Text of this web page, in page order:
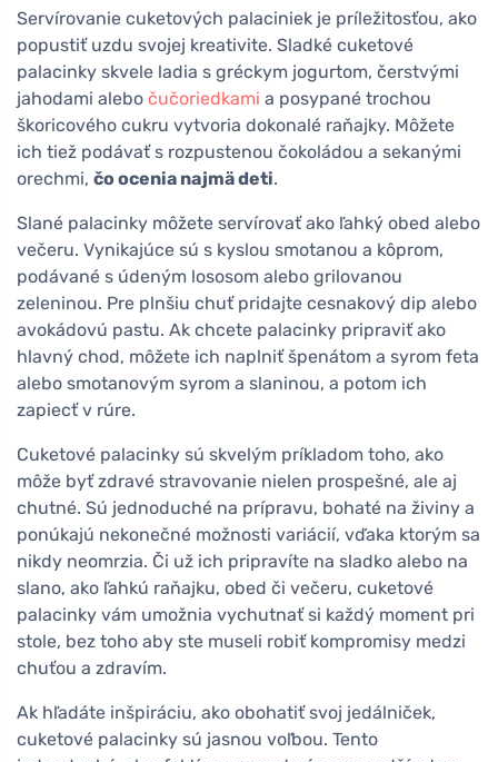
Servírovanie cuketových palaciniek je príležitosťou, ako
popustiť uzdu svojej kreativite. Sladké cuketové
palacinky skvele ladia s gréckym jogurtom, čerstvými
jahodami alebo čučoriedkami a posypané trochou
škoricového cukru vytvoria dokonalé raňajky. Môžete
ich tiež podávať s rozpustenou čokoládou a sekanými
orechmi, čo ocenia najmä deti.
Slané palacinky môžete servírovať ako ľahký obed alebo
večeru. Vynikajúce sú s kyslou smotanou a kôprom,
podávané s údeným lososom alebo grilovanou
zeleninou. Pre plnšiu chuť pridajte cesnakový dip alebo
avokádovú pastu. Ak chcete palacinky pripraviť ako
hlavný chod, môžete ich naplniť špenátom a syrom feta
alebo smotanovým syrom a slaninou, a potom ich
zapiecť v rúre.
Cuketové palacinky sú skvelým príkladom toho, ako
môže byť zdravé stravovanie nielen prospešné, ale aj
chutné. Sú jednoduché na prípravu, bohaté na živiny a
ponúkajú nekonečné možnosti variácií, vďaka ktorým sa
nikdy neomrzia. Či už ich pripravíte na sladko alebo na
slano, ako ľahkú raňajku, obed či večeru, cuketové
palacinky vám umožnia vychutnať si každý moment pri
stole, bez toho aby ste museli robiť kompromisy medzi
chuťou a zdravím.
Ak hľadáte inšpiráciu, ako obohatiť svoj jedálniček,
cuketové palacinky sú jasnou voľbou. Tento